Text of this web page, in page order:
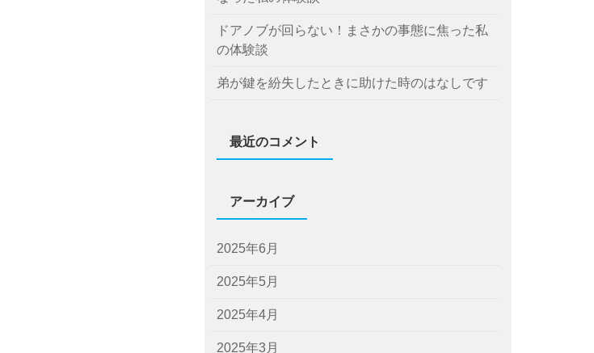
ドアノブが回らない！まさかの事態に焦った私
の体験談
弟が鍵を紛失したときに助けた時のはなしです
最近のコメント
アーカイブ
2025年6月
2025年5月
2025年4月
2025年3月